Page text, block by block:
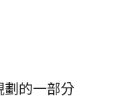
的一部分